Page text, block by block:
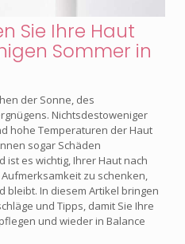
Sie Ihre Haut
Sommer in
der Sonne, des
Nichtsdestoweniger
hohe Temperaturen der Haut
sogar Schäden
ist es wichtig, Ihrer Haut nach
zu schenken,
bleibt. In diesem Artikel bringen
und Tipps, damit Sie Ihre
und wieder in Balance